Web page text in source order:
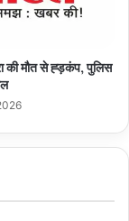
की मौत से ह्ड़कंप, पुलिस